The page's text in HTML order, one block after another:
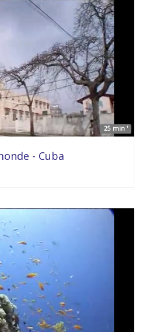
25 min '
- Cuba